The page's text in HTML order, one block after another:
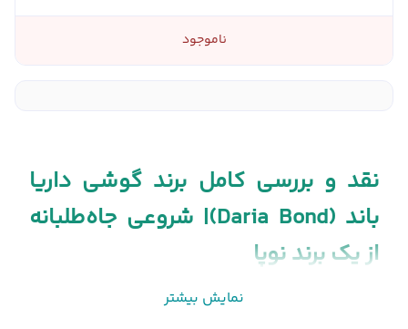
ناموجود
نقد و بررسی کامل برند گوشی داریا
باند (Daria Bond)| شروعی جاه‌طلبانه
از یک برند نوپا
در سال‌های اخیر، بازارگوشی‌های هوشمند
نمایش بیشتر